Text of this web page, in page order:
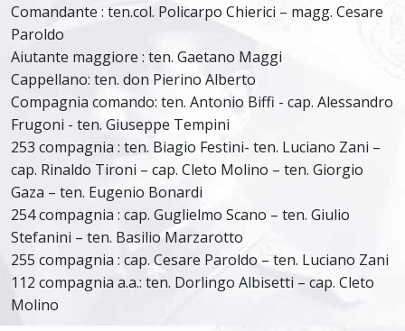
Comandante : ten.col. Policarpo Chierici – magg. Cesare
Paroldo
Aiutante maggiore : ten. Gaetano Maggi
Cappellano: ten. don Pierino Alberto
Compagnia comando: ten. Antonio Biffi - cap. Alessandro
Frugoni - ten. Giuseppe Tempini
253 compagnia : ten. Biagio Festini- ten. Luciano Zani –
cap. Rinaldo Tironi – cap. Cleto Molino – ten. Giorgio
Gaza – ten. Eugenio Bonardi
254 compagnia : cap. Guglielmo Scano – ten. Giulio
Stefanini – ten. Basilio Marzarotto
255 compagnia : cap. Cesare Paroldo – ten. Luciano Zani
112 compagnia a.a.: ten. Dorlingo Albisetti – cap. Cleto
Molino